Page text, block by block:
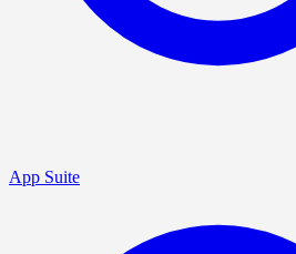
App Suite